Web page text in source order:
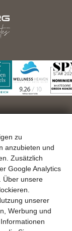
zu
anzubieten und
Zusätzlich
Google Analytics
Über unsere
unserer
Werbung und
23